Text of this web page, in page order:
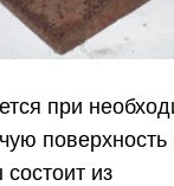
при
из